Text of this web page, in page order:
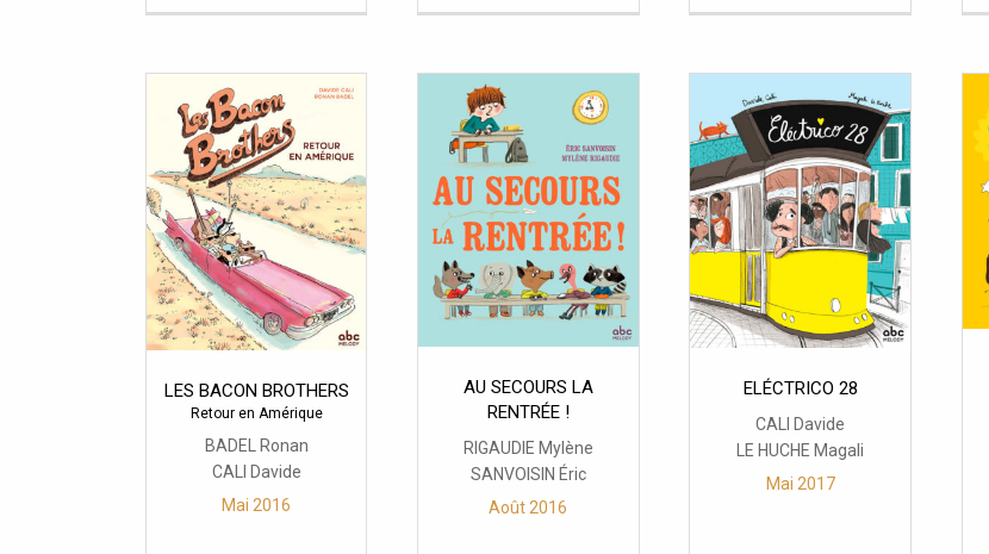
LES BACON BROTHERS
Retour en Amérique
BADEL Ronan
CALI Davide
Mai 2016
AU SECOURS LA
RENTRÉE !
RIGAUDIE Mylène
SANVOISIN Éric
Août 2016
ELÉCTRICO 28
CALI Davide
LE HUCHE Magali
Mai 2017